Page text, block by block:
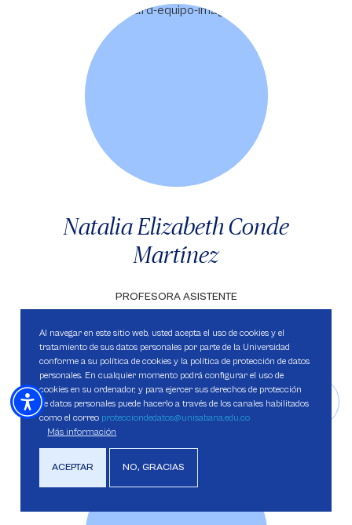
Natalia Elizabeth Conde
Martínez
PROFESORA ASISTENTE
Saber más
Al navegar en este sitio web, usted acepta el uso de cookies y el
tratamiento de sus datos personales por parte de la Universidad
conforme a su política de cookies y la política de protección de datos
personales. En cualquier momento podrá configurar el uso de
cookies en su ordenador, y para ejercer sus derechos de protección
de datos personales puede hacerlo a través de los canales habilitados
como el correo protecciondedatos@unisabana.edu.co
Más información
ACEPTAR NO, GRACIAS